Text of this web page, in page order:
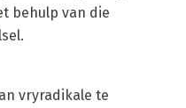
behulp van die
vryradikale te